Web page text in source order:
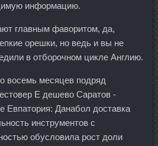
информацию.
главным фаворитом, да,
орешки, но ведь и вы не
в отборочном цикле Англию.
восемь месяцев подряд
Е дешево Саратов -
Евпатория: Данабол доставка
инструментов с
обусловила рост доли